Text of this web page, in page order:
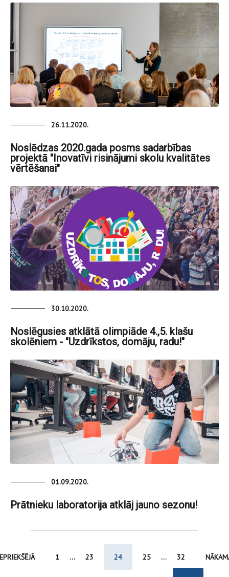
26.11.2020.
Noslēdzas 2020.gada posms sadarbības
projektā "Inovatīvi risinājumi skolu kvalitātes
vērtēšanai"
30.10.2020.
Noslēgusies atklātā olimpiāde 4.,5. klašu
skolēniem - "Uzdrīkstos, domāju, radu!"
01.09.2020.
Prātnieku laboratorija atklāj jauno sezonu!
1 ... 23 24 25 ... 32